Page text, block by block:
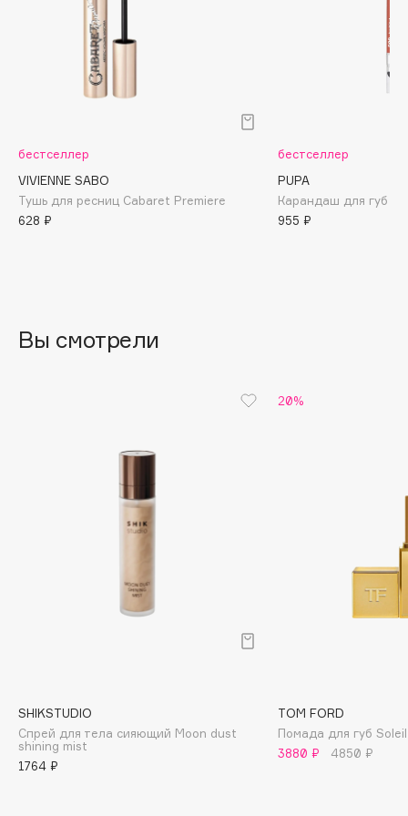
Bobbi Brown
BOOMSHOP
BORK
Byredo
Clarins Precious
Clinique
Clive Christian
бестселлер
VIVIENNE SABO
Тушь для ресниц Cabaret Premiere
628 ₽
бестселлер
PUPA
Карандаш для губ
955 ₽
Вы смотрели
SHIKSTUDIO
Спрей для тела сияющий Moon dust
shining mist
1764 ₽
20%
TOM FORD
Помада для губ
3880 ₽
4850 ₽